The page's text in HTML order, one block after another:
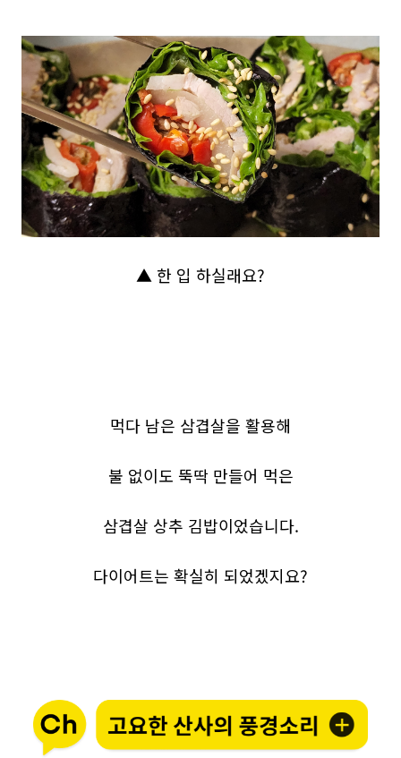
▲ 한 입 하실래요?
먹다 남은 삼겹살을 활용해
불 없이도 뚝딱 만들어 먹은
삼겹살 상추 김밥이었습니다.
다이어트는 확실히 되었겠지요?